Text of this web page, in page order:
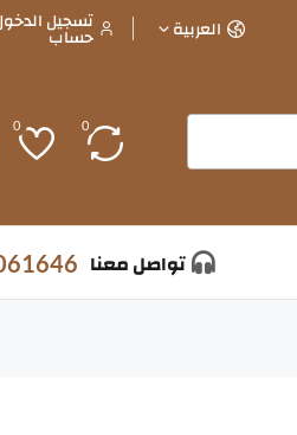
العربية
تسجيل
حساب
0
0
تواصل معنا